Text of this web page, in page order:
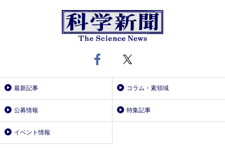
最新記事 コラム・素領域
公募情報 特集記事
イベント情報